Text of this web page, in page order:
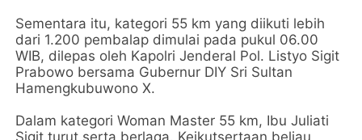
Sementara itu, kategori 55 km yang diikuti lebih
dari 1.200 pembalap dimulai pada pukul 06.00
WIB, dilepas oleh Kapolri Jenderal Pol. Listyo Sigit
Prabowo bersama Gubernur DIY Sri Sultan
Hamengkubuwono X.
Dalam kategori Woman Master 55 km, Ibu Juliati
Sigit turut serta berlaga. Keikutsertaan beliau